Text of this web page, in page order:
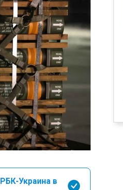
РБК-Украина в